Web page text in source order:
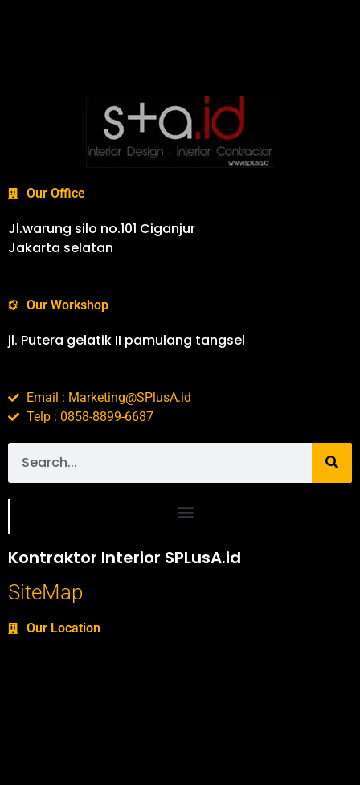
Our Office
Jl.warung silo no.101 Ciganjur
Jakarta selatan
Our Workshop
jl. Putera gelatik II pamulang tangsel
Email : Marketing@SPlusA.id
Telp : 0858-8899-6687
Kontraktor Interior SPLusA.id
SiteMap
Our Location